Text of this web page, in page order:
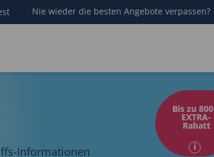
Nie wieder die besten Angebote verpassen?
Informationen
Bis zu
EXTRA-
Rabatt